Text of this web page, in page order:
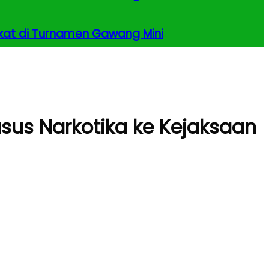
di Turnamen Gawang Mini
Narkotika ke Kejaksaan